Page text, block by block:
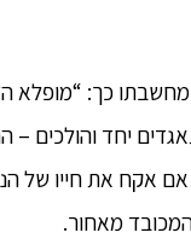
כך: “מופלא
יחד והולכים –
מאחור.